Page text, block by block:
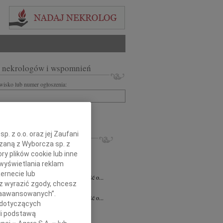
nekrologów i wspomnień
lub numer ogłoszenia:
Białystok
Halinie Dorocie Agaciak...
Niemyjski06.07.2026Warszawa
smutkiem przyjęliśmy wiadomość o...
23.06.2026Białystok
smutkiem przyjęliśmy wiadomość o...
Białystok
szczerego współczucia i...
z o.o. oraz jej Zaufani
z Wyborcza sp. z
plików cookie lub inne
reklam
lub
wyrazić zgody, chcesz
podstawą